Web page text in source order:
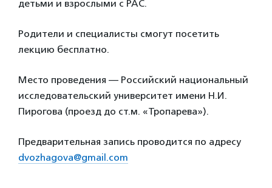
детьми и взрослыми с РАС.
Родители и специалисты смогут посетить
лекцию бесплатно.
Место проведения — Российский национальный
исследовательский университет имени Н.И.
Пирогова (проезд до ст.м. «Тропарева»).
Предварительная запись проводится по адресу
dvozhagova@gmail.com